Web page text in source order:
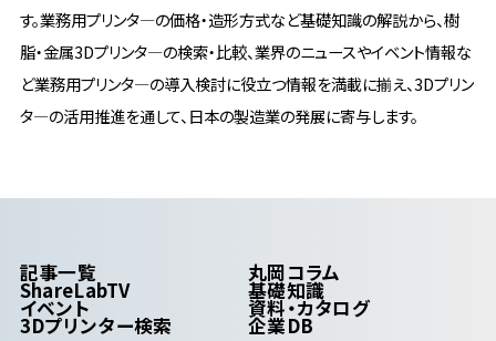
す。業務用プリンタ―の価格・造形方式など基礎知識の解説から、樹
脂・金属3Dプリンタ―の検索・比較、業界のニュースやイベント情報な
ど業務用プリンタ―の導入検討に役立つ情報を満載に揃え、3Dプリン
タ―の活用推進を通して、日本の製造業の発展に寄与します。
記事一覧 丸岡コラム
ShareLabTV 基礎知識
イベント 資料・カタログ
3Dプリンター検索 企業DB